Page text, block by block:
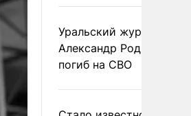
Уральский журналист
Александр Родионов
погиб на СВО